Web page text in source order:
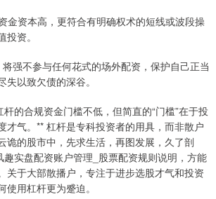
金资本高，更符合有明确权术的短线或波段操
资。
强不参与任何花式的场外配资，保护自己正当
以致欠债的深谷。
的合规资金门槛不低，但简直的“门槛”在于投
才气。** 杠杆是专科投资者的用具，而非散户
诡的股市中，先求生活，再图发展，久了剖
趣实盘配资账户管理_股票配资规则说明，方能
关于大部散播户，专注于进步选股才气和投资
用杠杆更为蹙迫。